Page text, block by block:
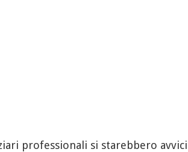
professionali si starebbero